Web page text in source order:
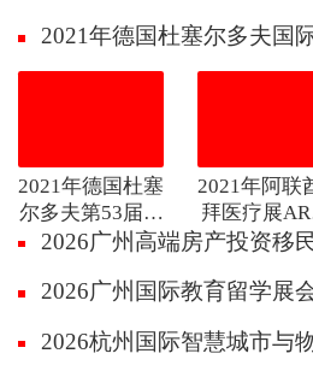
2021年德国杜塞尔多夫国际医疗展Medica专
2021年德国杜塞
尔多夫第53届医
疗展Medica
2021年阿联
拜医疗展
HEALTH
2026广州高端房产投资移
2026广州国际教育留学展
2026杭州国际智慧城市与物联